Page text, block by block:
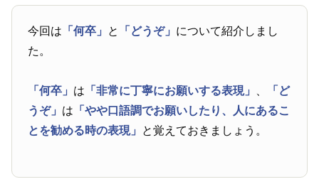
今回は 「何卒」 と 「どうぞ」 について紹介しまし
た。
「何卒」 は 「非常に丁寧にお願いする表現」 、
「ど
うぞ」 は 「やや口語調でお願いしたり、人にあるこ
とを勧める時の表現」 と覚えておきましょう。